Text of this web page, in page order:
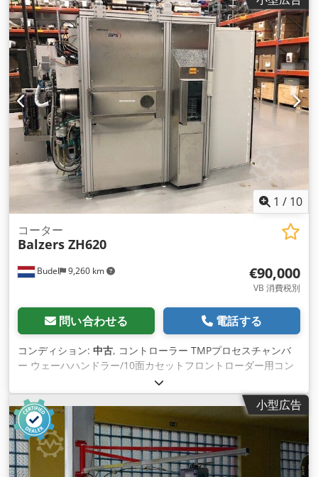
の供給があります。 冷却装置 L&R Kältetechnik WHK-15-W、
建設年：2004年。 高電圧源ADSマリス。 制御盤, 制御シーメン
ス付き, プラント制御一式レトロフィット, 建設年：2004年
Codpfxehwm Iij Aiterf
1 / 10
Budel 9,260 km
コーター
Balzers ZH620
€90,000
VB 消費税別
問い合わせる 電話する
コンディション: 中古, コントローラー TMPプロセスチャンバ
ー ウェーハハンドラー/10面カセットフロントローダー用コン
トローラTMP 5KW DC電源（AE） 5kW RF電源（ヒュッティン
ガー社製） Codpeuhcpyefx Aitorf プロセスポンプ Leybold
D65 + 250/500ルーツブロワー カセットシステム用バキューム
ハンドラー 1x 1000lsターボポンプ Leybold 1x LN2/マイスナ
ーステージ
小型広告